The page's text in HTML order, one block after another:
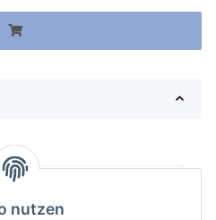
745,18
nutzen